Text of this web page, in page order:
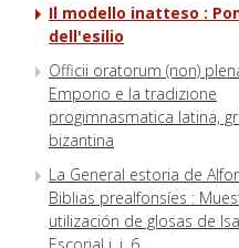
Il modello inatteso :
dell'esilio
Officii oratorum (non)
Emporio e la tradizione
progimnasmatica latina,
bizantina
La General estoria de
Biblias prealfonsíes :
utilización de glosas de